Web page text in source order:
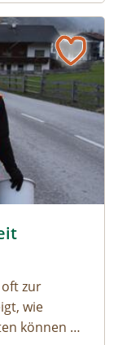
zur
wie
können –